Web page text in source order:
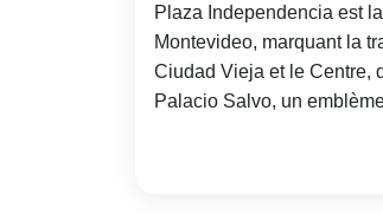
Plaza Independencia est
Montevideo, marquant la
Ciudad Vieja et le Centre,
Palacio Salvo, un